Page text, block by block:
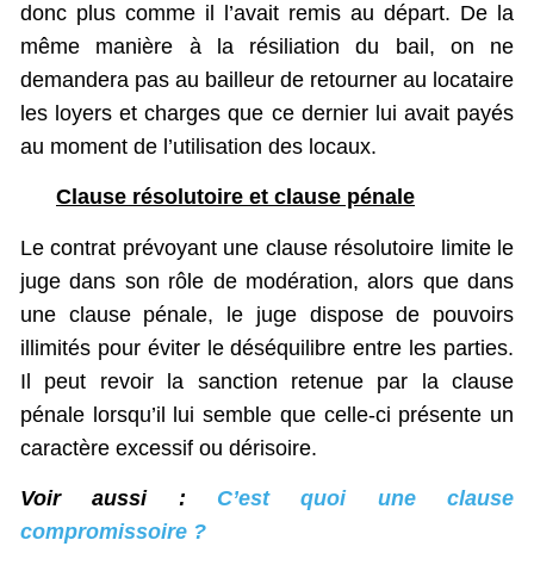
donc plus comme il l’avait remis au départ. De la
même manière à la résiliation du bail, on ne
demandera pas au bailleur de retourner au locataire
les loyers et charges que ce dernier lui avait payés
au moment de l’utilisation des locaux.
Clause résolutoire et clause pénale
Le contrat prévoyant une clause résolutoire limite le
juge dans son rôle de modération, alors que dans
une clause pénale, le juge dispose de pouvoirs
illimités pour éviter le déséquilibre entre les parties.
Il peut revoir la sanction retenue par la clause
pénale lorsqu’il lui semble que celle-ci présente un
caractère excessif ou dérisoire.
Voir aussi : C’est quoi une clause
compromissoire ?